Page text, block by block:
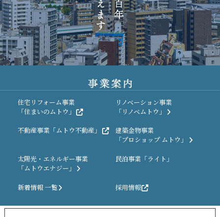
住宅リフォーム事業
「住まいのムトウ」
リノベーション事業
「リノベムトウ」
不動産事業 「ムトウ不動産」
建築金物事業
「プロショップ ムトウ」
太陽光・エネルギー事業
「ムトウエナジー」
民泊事業 「ライト」
新着情報 一覧 採用情報